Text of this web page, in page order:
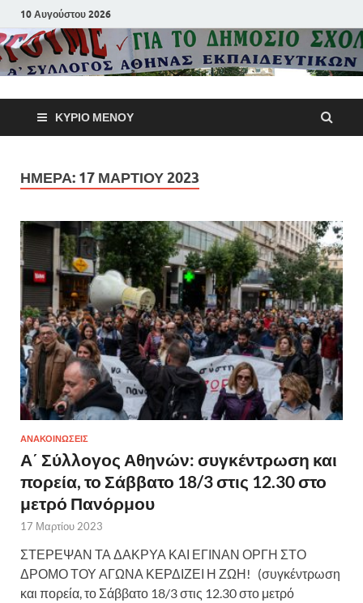
10 Αυγούστου 2026
Α΄
Αθηνών
Π.Ε.
ΚΎΡΙΟ ΜΕΝΟΎ
ΗΜΈΡΑ: 17 ΜΑΡΤΊΟΥ 2023
ΑΝΑΚΟΙΝΩΣΕΙΣ
Α΄ Σύλλογος Αθηνών: συγκέντρωση και
πορεία, το Σάββατο 18/3 στις 12.30 στο
μετρό Πανόρμου
17 Μαρτίου 2023
ΣΤΕΡΕΨΑΝ ΤΑ ΔΑΚΡΥΑ ΚΑΙ ΕΓΙΝΑΝ ΟΡΓΗ ΣΤΟ
ΔΡΟΜΟ ΤΟΥ ΑΓΩΝΑ ΚΕΡΔΙΖΕΙ Η ΖΩΗ! (συγκέντρωση
και πορεία, το Σάββατο 18/3 στις 12.30 στο μετρό